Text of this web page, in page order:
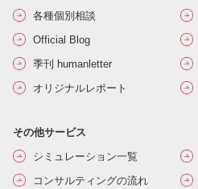
各種個別相談
Official Blog
季刊 humanletter
オリジナルレポート
その他サービス
シミュレーション一覧
コンサルティングの流れ